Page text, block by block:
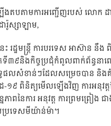
េីងតបតាមការអញ្ជើញរបស់ លោក
ស្សាឡាម,
រដ្ឋមន្រ្តី ការបរទេស អាស៊ាន នឹ
៩និងកិច្ចប្រជុំកំពូលពាក់ព័ន្ធនាព
ផលសំខាន់ៗដែលសម្រេចបាន និង
-១៩ ពិនិត្យមើលឡើងវិញ ការអនុវ
ភាពនៃការ អនុវត្ត ការព្រមព្រ
រទេសមីយ៉ាន់ម៉ា។